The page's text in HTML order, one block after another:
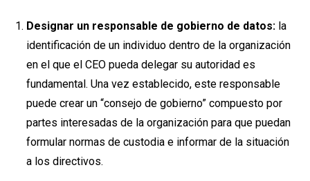
Designar un responsable de gobierno de datos: la
identificación de un individuo dentro de la organización
en el que el CEO pueda delegar su autoridad es
fundamental. Una vez establecido, este responsable
puede crear un “consejo de gobierno” compuesto por
partes interesadas de la organización para que puedan
formular normas de custodia e informar de la situación
a los directivos.